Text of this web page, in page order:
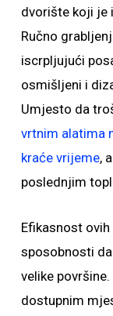
dvorište koji je
Ručno
iscrpljujući
osmišljeni i
Umjesto da
vrtnim alatima
kraće vrijeme,
poslednjim
Efikasnost
sposobnosti
velike
dostupnim